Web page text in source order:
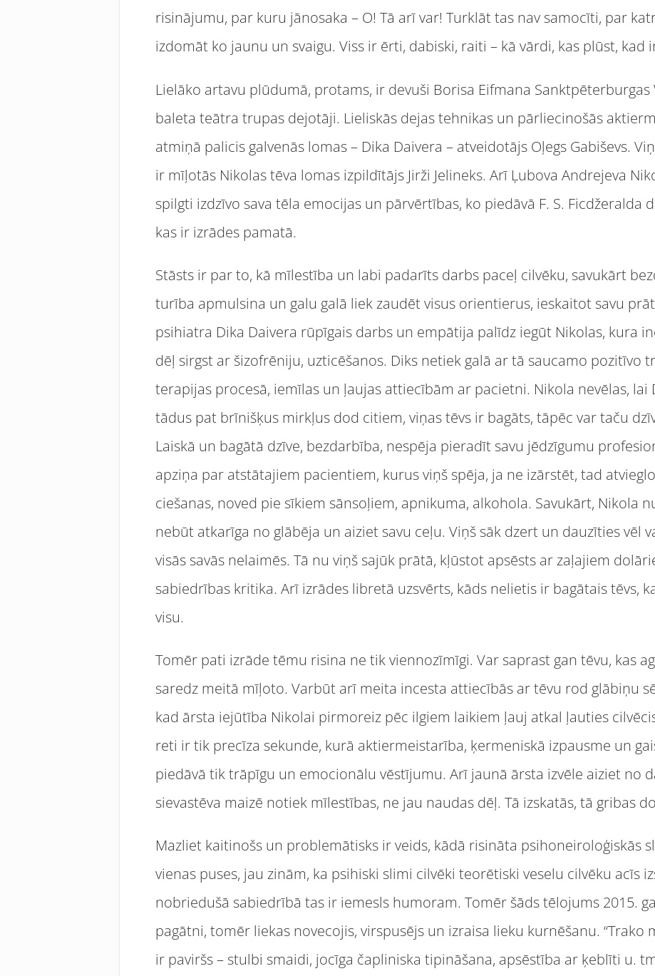
risinājumu, par kuru jānosaka – O! Tā arī var! Turklāt tas nav samocīti, par
izdomāt ko jaunu un svaigu. Viss ir ērti, dabiski, raiti – kā vārdi, kas plūst, kad
Lielāko artavu plūdumā, protams, ir devuši Borisa Eifmana Sanktpēterburgas
baleta teātra trupas dejotāji. Lieliskās dejas tehnikas un pārliecinošās
atmiņā palicis galvenās lomas – Dika Daivera – atveidotājs Oļegs Gabiševs.
ir mīļotās Nikolas tēva lomas izpildītājs Jirži Jelineks. Arī Ļubova Andrejeva
spilgti izdzīvo sava tēla emocijas un pārvērtības, ko piedāvā F. S. Ficdžeralda
kas ir izrādes pamatā.
Stāsts ir par to, kā mīlestība un labi padarīts darbs paceļ cilvēku, savukārt
turība apmulsina un galu galā liek zaudēt visus orientierus, ieskaitot savu
psihiatra Dika Daivera rūpīgais darbs un empātija palīdz iegūt Nikolas, kura
dēļ sirgst ar šizofrēniju, uzticēšanos. Diks netiek galā ar tā saucamo pozitīvo
terapijas procesā, iemīlas un ļaujas attiecībām ar pacietni. Nikola nevēlas,
tādus pat brīnišķus mirkļus dod citiem, viņas tēvs ir bagāts, tāpēc var taču
Laiskā un bagātā dzīve, bezdarbība, nespēja pieradīt savu jēdzīgumu
apziņa par atstātajiem pacientiem, kurus viņš spēja, ja ne izārstēt, tad
ciešanas, noved pie sīkiem sānsoļiem, apnikuma, alkohola. Savukārt, Nikola
nebūt atkarīga no glābēja un aiziet savu ceļu. Viņš sāk dzert un dauzīties vēl
visās savās nelaimēs. Tā nu viņš sajūk prātā, kļūstot apsēsts ar zaļajiem
sabiedrības kritika. Arī izrādes libretā uzsvērts, kāds nelietis ir bagātais tēvs,
visu.
Tomēr pati izrāde tēmu risina ne tik viennozīmīgi. Var saprast gan tēvu, kas
saredz meitā mīļoto. Varbūt arī meita incesta attiecībās ar tēvu rod glābiņu
kad ārsta iejūtība Nikolai pirmoreiz pēc ilgiem laikiem ļauj atkal ļauties
reti ir tik precīza sekunde, kurā aktiermeistarība, ķermeniskā izpausme un
piedāvā tik trāpīgu un emocionālu vēstījumu. Arī jaunā ārsta izvēle aiziet no
sievastēva maizē notiek mīlestības, ne jau naudas dēļ. Tā izskatās, tā gribas
Mazliet kaitinošs un problemātisks ir veids, kādā risināta psihoneiroloģiskās
vienas puses, jau zinām, ka psihiski slimi cilvēki teorētiski veselu cilvēku acīs
nobriedušā sabiedrībā tas ir iemesls humoram. Tomēr šāds tēlojums 2015.
pagātni, tomēr liekas novecojis, virspusējs un izraisa lieku kurnēšanu. “Trako
ir paviršs – stulbi smaidi, jocīga čapliniska tipināšana, apsēstība ar ķeblīti u.